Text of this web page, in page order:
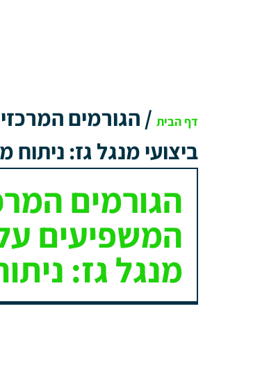
דף הבית /הגורמים
ביצועי מנגל גז: ניתוח
הגורמים
המשפיעים
מנגל גז: